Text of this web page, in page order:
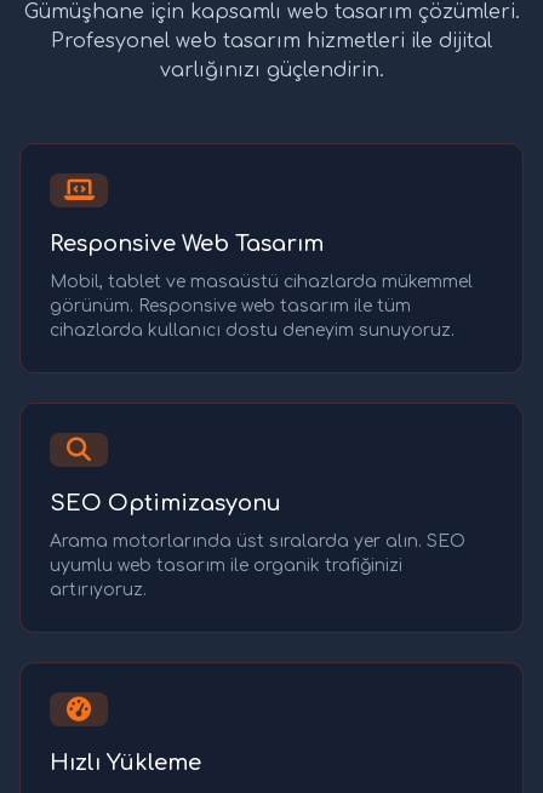
Gümüşhane için kapsamlı web tasarım çözümleri.
Profesyonel web tasarım hizmetleri ile dijital
varlığınızı güçlendirin.
Responsive Web Tasarım
Mobil, tablet ve masaüstü cihazlarda mükemmel
görünüm. Responsive web tasarım ile tüm
cihazlarda kullanıcı dostu deneyim sunuyoruz.
SEO Optimizasyonu
Arama motorlarında üst sıralarda yer alın. SEO
uyumlu web tasarım ile organik trafiğinizi
artırıyoruz.
Hızlı Yükleme